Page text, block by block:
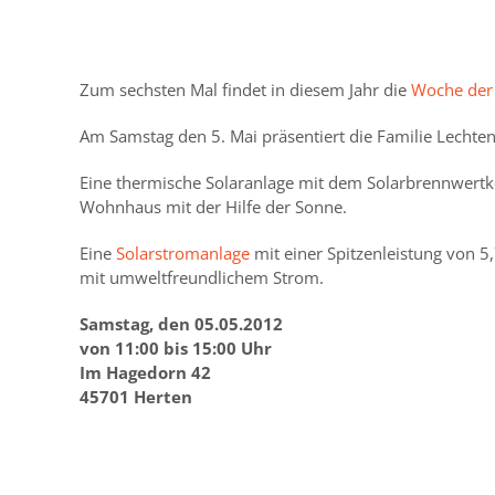
Zum sechsten Mal findet in diesem Jahr die Woche
Am Samstag den 5. Mai präsentiert die Familie
Eine thermische Solaranlage mit dem
Wohnhaus mit der Hilfe der Sonne.
Eine Solarstromanlage mit einer Spitzenleistung von
mit umweltfreundlichem Strom.
Samstag, den 05.05.2012
von 11:00 bis 15:00 Uhr
Im Hagedorn 42
45701 Herten